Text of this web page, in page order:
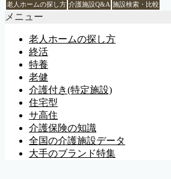
老人ホームの探し方 介護施設Q&A 施設検索・比較
メニュー
老人ホームの探し方
終活
特養
老健
介護付き(特定施設)
住宅型
サ高住
介護保険の知識
全国の介護施設データ
大手のブランド特集